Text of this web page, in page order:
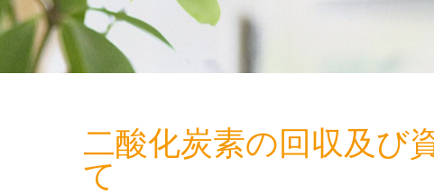
二酸化炭素の回収及び
て